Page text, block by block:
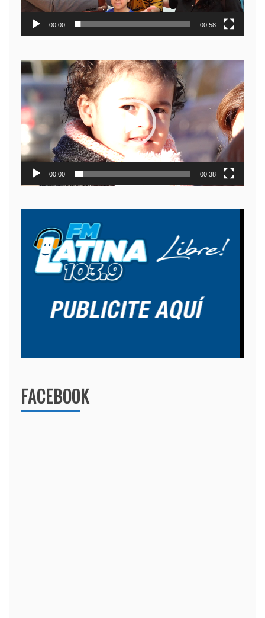
00:00 00:58
Reproductor
de
video
00:00 00:38
FACEBOOK